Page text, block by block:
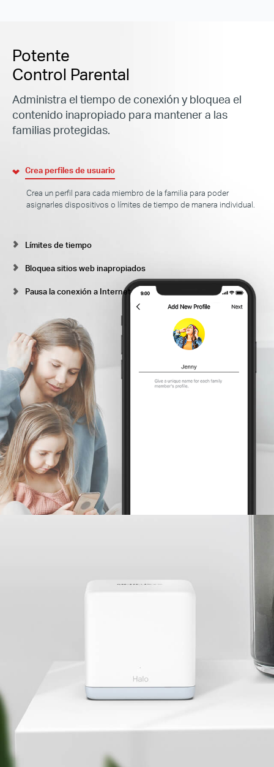
Potente
Control Parental
Administra el tiempo de conexión y bloquea el
contenido inapropiado para mantener a las
familias protegidas.
Crea perfiles de usuario
Crea un perfil para cada miembro de la familia para poder
asignarles dispositivos o límites de tiempo de manera individual.
Límites de tiempo
Bloquea sitios web inapropiados
Pausa la conexión a Internet